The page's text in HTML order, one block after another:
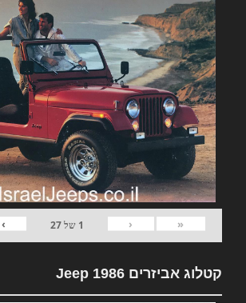
«
‹
1 של27
›
קטלוג אביזרים Jeep 1986